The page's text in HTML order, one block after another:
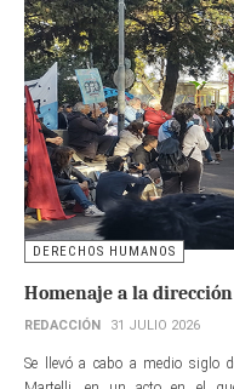
DERECHOS HUMANOS
Homenaje a la
REDACCIÓN 31 JULIO 2026
Se llevó a cabo a medio siglo